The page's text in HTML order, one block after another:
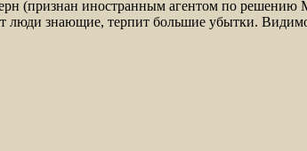
(признан иностранным агентом по решению
люди знающие, терпит большие убытки.